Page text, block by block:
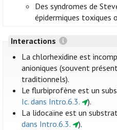
Des syndromes de
épidermiques toxiques
Interactions
La chlorhexidine est
anioniques (souvent
traditionnels).
Le flurbiprofène est un
Ic. dans Intro.6.3.
).
La lidocaïne est un
dans Intro.6.3.
).